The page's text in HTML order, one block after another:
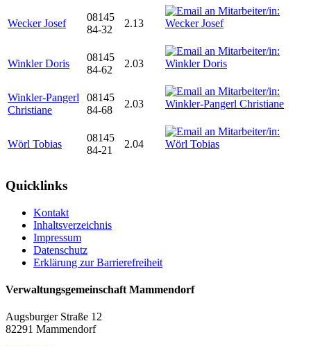
Wecker Josef
08145
84-32
2.13
Winkler Doris
08145
84-62
2.03
Winkler-Pangerl
Christiane
08145
84-68
2.03
Wörl Tobias
08145
84-21
2.04
Quicklinks
Kontakt
Inhaltsverzeichnis
Impressum
Datenschutz
Erklärung zur Barrierefreiheit
Verwaltungsgemeinschaft Mammendorf
Augsburger Straße 12
82291 Mammendorf